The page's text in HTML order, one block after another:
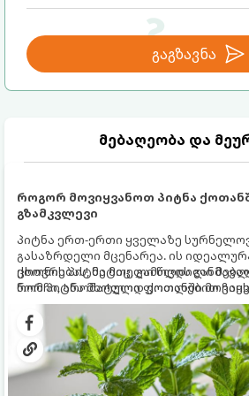
გაგზავნა
მებაღეობა და
როგორ მოვიყვანოთ პიტნა
გზამკვლევი
პიტნა ერთ-ერთი ყველაზე
გასაზრდელი მცენარეა. ის
ცხოვრებას, მეტიც, გამოცდილი
რომ პიტნა მხოლოდ ქოთანში
გრუნტში (ბაღში) დარგვისას ის
სწრაფად ვრცელდება და სხვა
ქოთნის პიტნა მთელი წლის
ნორჩი, არომატული ფოთლებით
კერძებისთვის.